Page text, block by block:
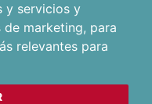
y servicios y
de marketing, para
relevantes para